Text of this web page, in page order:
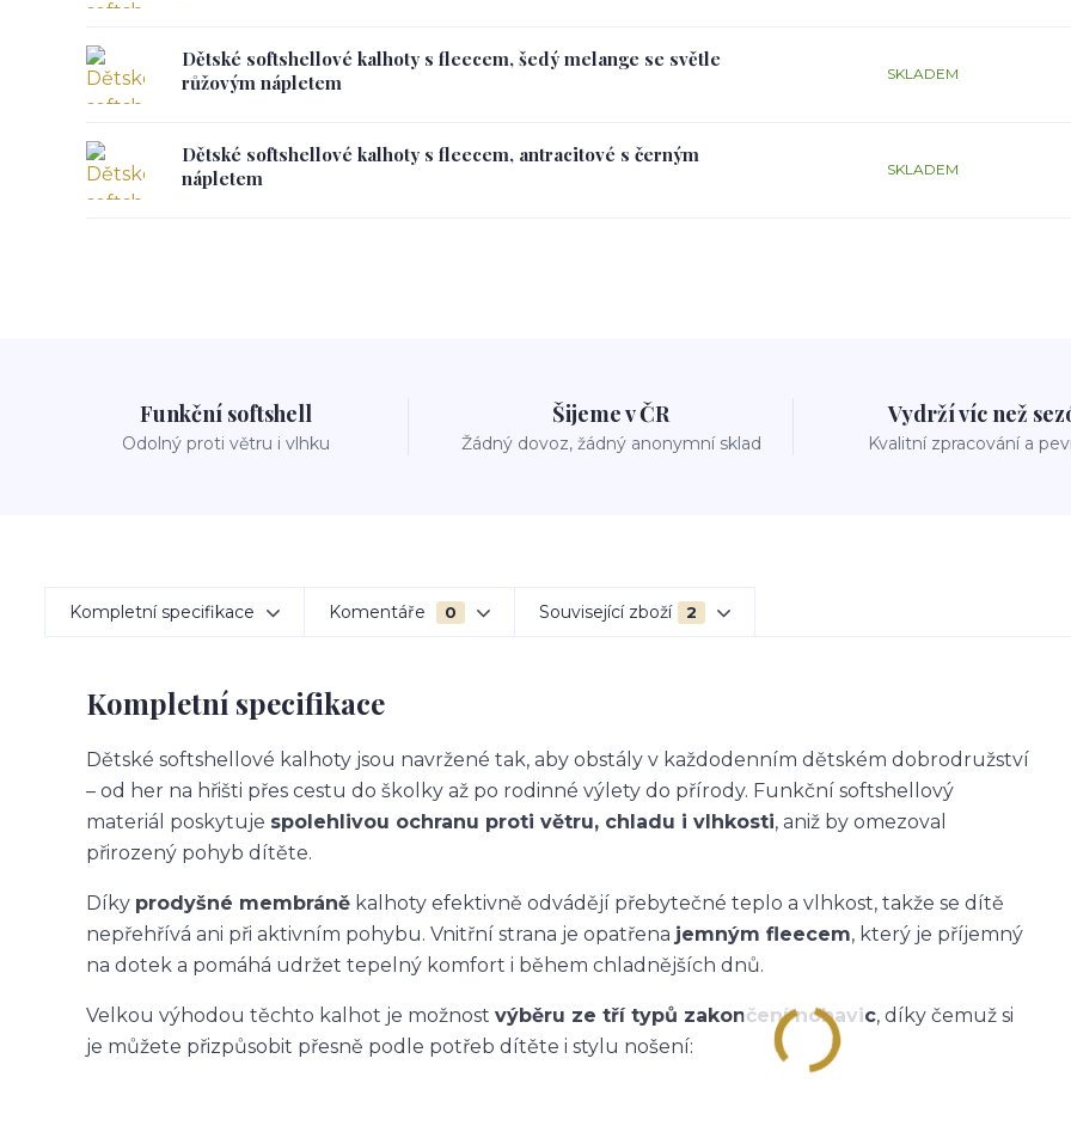
Dětské softshellové kalhoty s fleecem, šedý melange se světle
růžovým nápletem
SKLADEM
Dětské softshellové kalhoty s fleecem, antracitové s černým
nápletem
SKLADEM
Funkční softshell
Odolný proti větru i vlhku
Šijeme v ČR
Žádný dovoz, žádný anonymní sklad
Vydrží víc než
Kvalitní zpracování a
Kompletní specifikace Komentáře 0 Související zboží 2
Kompletní specifikace
Dětské softshellové kalhoty jsou navržené tak, aby obstály v každodenním dětském dobrodružství
– od her na hřišti přes cestu do školky až po rodinné výlety do přírody. Funkční softshellový
materiál poskytuje spolehlivou ochranu proti větru, chladu i vlhkosti, aniž by omezoval
přirozený pohyb dítěte.
Díky prodyšné membráně kalhoty efektivně odvádějí přebytečné teplo a vlhkost, takže se dítě
nepřehřívá ani při aktivním pohybu. Vnitřní strana je opatřena jemným fleecem, který je příjemný
na dotek a pomáhá udržet tepelný komfort i během chladnějších dnů.
Velkou výhodou těchto kalhot je možnost výběru ze tří typů zakončení nohavic, díky čemuž si
je můžete přizpůsobit přesně podle potřeb dítěte i stylu nošení: